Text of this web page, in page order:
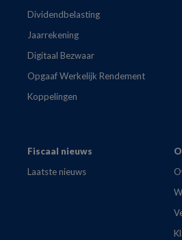
Dividendbelasting
Jaarrekening
Digitaal Bezwaar
Opgaaf Werkelijk Rendement
Koppelingen
Fiscaal nieuws
Laatste nieuws